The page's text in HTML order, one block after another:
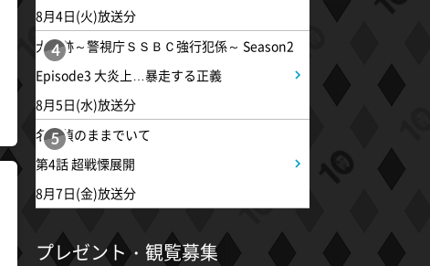
よる 10:24
サタデーステーション
よる 10:52
よる 10:56
港時間
8月4日(火)放送分
4
大追跡～警視庁ＳＳＢＣ強行犯係～ Season2
Episode3 大炎上…暴走する正義
8月5日(水)放送分
5
名探偵のままでいて
第4話 超戦慄展開
8月7日(金)放送分
プレゼント・観覧募集